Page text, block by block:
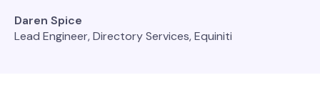
Daren Spice
Lead Engineer, Directory Services, Equiniti